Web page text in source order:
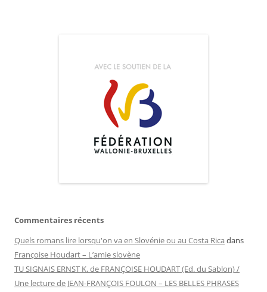
Commentaires récents
Quels romans lire lorsqu'on va en Slovénie ou au Costa Rica dans
Françoise Houdart – L’amie slovène
TU SIGNAIS ERNST K. de FRANÇOISE HOUDART (Ed. du Sablon) /
Une lecture de JEAN-FRANÇOIS FOULON – LES BELLES PHRASES